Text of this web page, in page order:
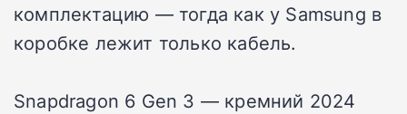
комплектацию — тогда как у Samsung в
коробке лежит только кабель.
Snapdragon 6 Gen 3 — кремний 2024